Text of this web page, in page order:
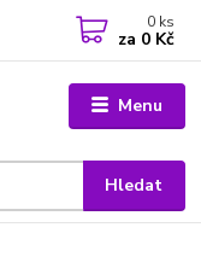
Menu
Hledat
0 ks
za 0 Kč